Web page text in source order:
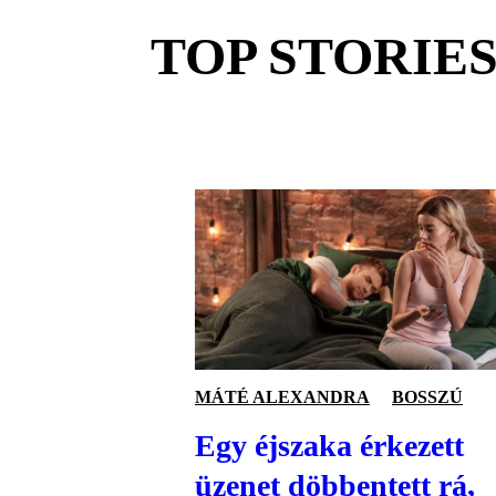
TOP
MÁTÉ ALEXANDRA BOSSZÚ
Egy éjszaka érkezett
üzenet döbbentett rá,